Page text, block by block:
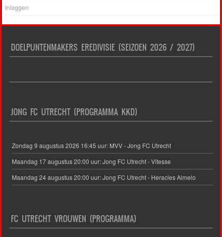
Inloggen
DOELPUNTENMAKERS EREDIVISIE (SEIZOEN 2026 / 2027)
JONG FC UTRECHT (PROGRAMMA KKD)
Zondag 9 augustus 2026 16:45 uur: MVV - Jong FC Utrecht
Maandag 17 augustus 20:00 uur: Jong FC Utrecht - Vitesse
Maandag 24 augustus 20:00 uur: Jong FC Utrecht - Heracles Almelo
FC UTRECHT VROUWEN (PROGRAMMA)